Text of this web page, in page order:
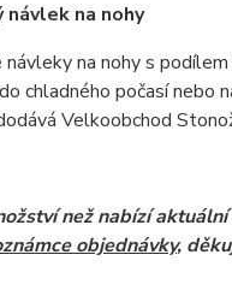
návlek na nohy
na nohy s
chladného počasí nebo
Velkoobchod
než nabízí
objednávky,